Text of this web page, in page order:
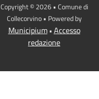
Copyright © 2026 • Comune di
Collecorvino • Powered by
Municipium• Accesso
redazione